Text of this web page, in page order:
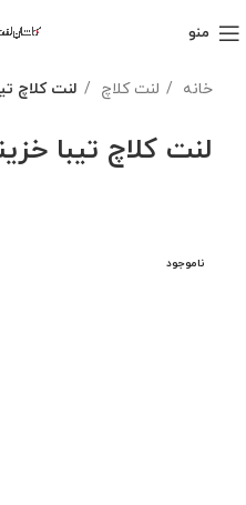
منو
خانه لنت کلاچ لنت کلاچ
لنت کلاچ تیبا
ناموجود